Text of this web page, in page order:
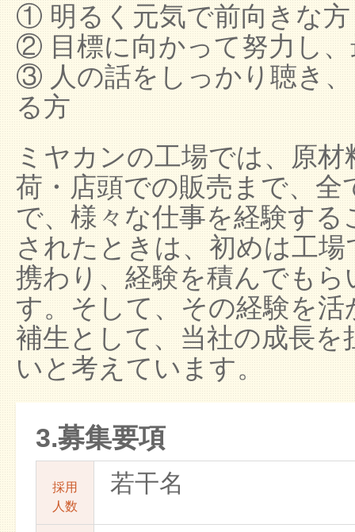
① 明るく元気で前向きな方
② 目標に向かって努力し
③ 人の話をしっかり聴き
る方
ミヤカンの工場では、原
荷・店頭での販売まで、
で、様々な仕事を経験す
されたときは、初めは工
携わり、経験を積んでも
す。そして、その経験を
補生として、当社の成長
いと考えています。
3.募集要項
採用
人数
若干名